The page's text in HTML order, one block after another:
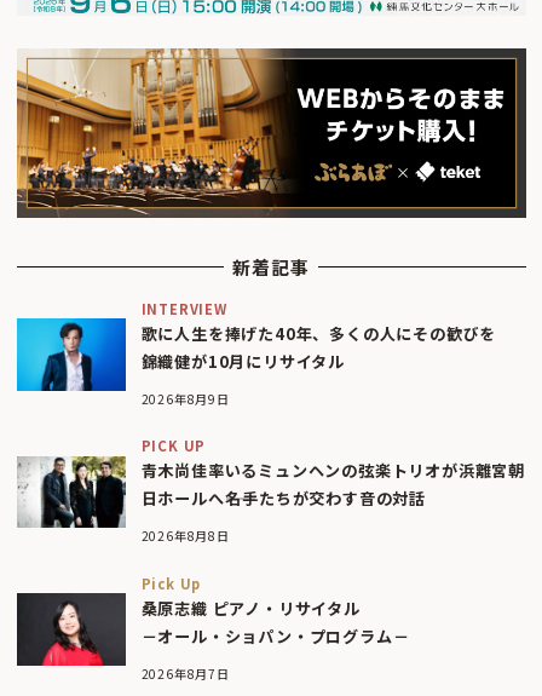
新着記事
INTERVIEW
歌に人生を捧げた40年、多くの人にその歓びを
錦織健が10月にリサイタル
2026年8月9日
PICK UP
青木尚佳率いるミュンヘンの弦楽トリオが浜離宮朝
日ホールへ――名手たちが交わす音の対話
2026年8月8日
Pick Up
桑原志織 ピアノ・リサイタル
－オール・ショパン・プログラム－
2026年8月7日